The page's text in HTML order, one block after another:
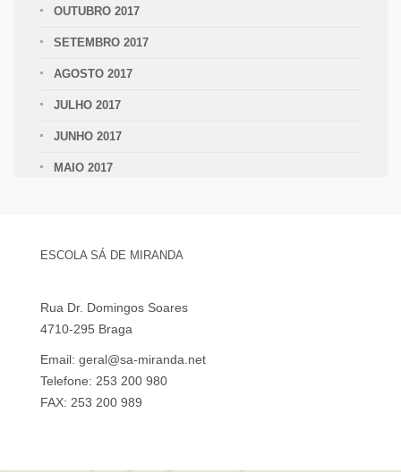
OUTUBRO 2017
SETEMBRO 2017
AGOSTO 2017
JULHO 2017
JUNHO 2017
MAIO 2017
ESCOLA SÁ DE MIRANDA
Rua Dr. Domingos Soares
4710-295 Braga
Email: geral@sa-miranda.net
Telefone: 253 200 980
FAX: 253 200 989